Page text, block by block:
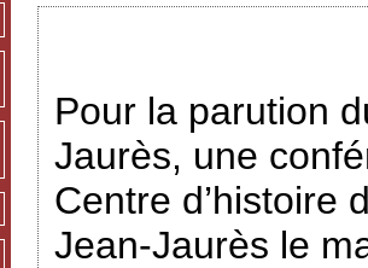
Pour la parution
Jaurès, une
Centre d’histoire
Jean-Jaurès le